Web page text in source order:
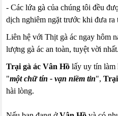
- Các lứa gà của chúng tôi đều
dịch nghiêm ngặt trước khi đưa
Liên hệ với Thịt gà ác ngay hôm
lượng gà ác an toàn, tuyệt vời nhất.
Trại gà ác Vân Hồ lấy uy tín làm
"một chữ tín - vạn niềm tin",
hài lòng.